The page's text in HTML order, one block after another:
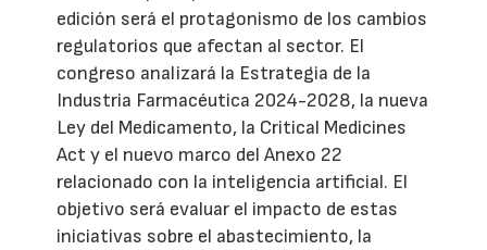
edición será el protagonismo de los cambios
regulatorios que afectan al sector. El
congreso analizará la Estrategia de la
Industria Farmacéutica 2024-2028, la nueva
Ley del Medicamento, la Critical Medicines
Act y el nuevo marco del Anexo 22
relacionado con la inteligencia artificial. El
objetivo será evaluar el impacto de estas
iniciativas sobre el abastecimiento, la